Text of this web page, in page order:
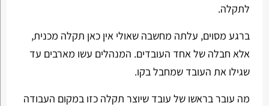
לתקלה.
ברגע מסוים, עלתה מחשבה שאולי אין כאן תקלה מכנית,
אלא חבלה של אחד העובדים. המנהלים עשו מארבים עד
שגילו את העובד שמחבל בקו.
מה עובר בראשו של עובד שיוצר תקלה כזו במקום העבודה